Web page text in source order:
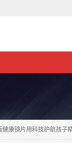
健康镜片用科技护航孩子